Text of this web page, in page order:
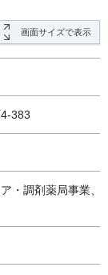
画面サイズで表示
383
・調剤薬局事業、